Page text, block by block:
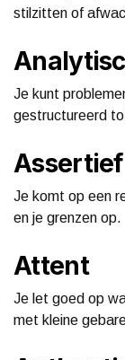
stilzitten of
Je kunt
gestructureerd
Assertief
Je komt op een
en je grenzen op.
Attent
Je let goed op
met kleine